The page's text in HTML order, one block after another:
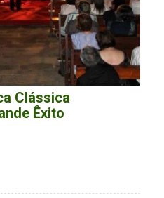
Clássica
Êxito